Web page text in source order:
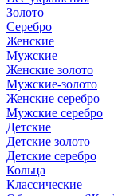
Золото
Серебро
Женские
Мужские
Женские золото
Мужские-золото
Женские серебро
Мужские серебро
Детские
Детские золото
Детские серебро
Кольца
Классические